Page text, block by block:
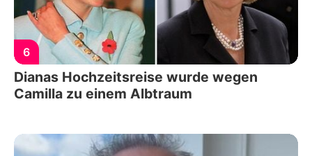
6
Dianas Hochzeitsreise wurde wegen
Camilla zu einem Albtraum